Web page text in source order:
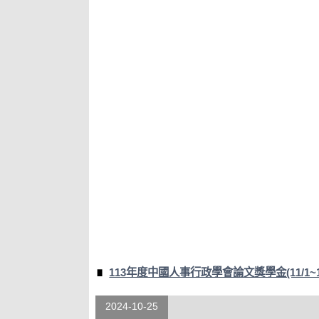
113年度中國人事行政學會論文獎學金(11/
2024-10-25